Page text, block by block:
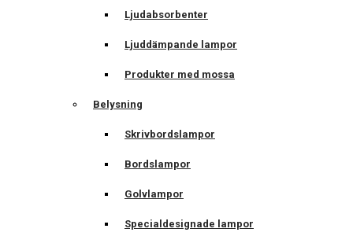
Ljudabsorbenter
Ljuddämpande lampor
Produkter med mossa
Belysning
Skrivbordslampor
Bordslampor
Golvlampor
Specialdesignade lampor